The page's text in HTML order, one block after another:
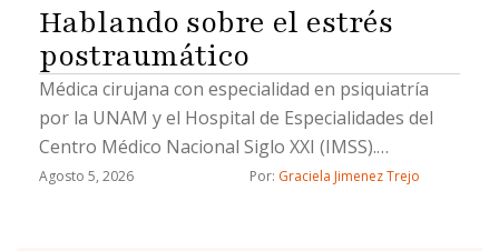
Hablando sobre el estrés
postraumático
Médica cirujana con especialidad en psiquiatría
por la UNAM y el Hospital de Especialidades del
Centro Médico Nacional Siglo XXI (IMSS).
Certificada por el Consejo Mexicano de Psiquiatría.
Agosto 5, 2026 Por: Graciela Jimenez Trejo